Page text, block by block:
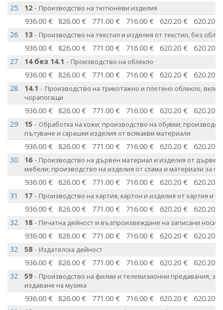
25
12- Производство на тютюневи изделия
936.00 € 826.00 € 771.00 € 716.00 € 620.20 €
620.20 €
26
13- Производство на текстил и изделия от текстил, без
936.00 € 826.00 € 771.00 € 716.00 € 620.20 €
620.20 €
27
14 без 14.1 - Производство на облекло
936.00 € 826.00 € 771.00 € 716.00 € 620.20 €
620.20 €
28
14.1 - Производство на трикотажно и плетено облекло,
чорапогащи
936.00 € 826.00 € 771.00 € 716.00 € 620.20 €
620.20 €
29
15 - Обработка на кожи; производство на обувки;
пътуване и сарашки изделия от всякакви материали
936.00 € 826.00 € 771.00 € 716.00 € 620.20 €
620.20 €
30
16- Производство на дървен материал и изделия от дървен
мебели; производство на изделия от слама и материали за
936.00 € 826.00 € 771.00 € 716.00 € 620.20 €
620.20 €
31
17- Производство на хартия, картон и изделия от хартия и
936.00 € 826.00 € 771.00 € 716.00 € 620.20 €
620.20 €
32
18- Печатна дейност и възпроизвеждане на записани
936.00 € 826.00 € 771.00 € 716.00 € 620.20 €
620.20 €
32
58- Издателска дейност
936.00 € 826.00 € 771.00 € 716.00 € 620.20 €
620.20 €
32
59- Производство на филми и телевизионни предавания,
издаване на музика
936.00 € 826.00 € 771.00 € 716.00 € 620.20 €
620.20 €